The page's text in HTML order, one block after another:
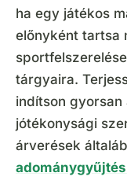
ha egy játékos
előnyként tartsa
tárgyaira.
indítson
jótékonysági
árverések